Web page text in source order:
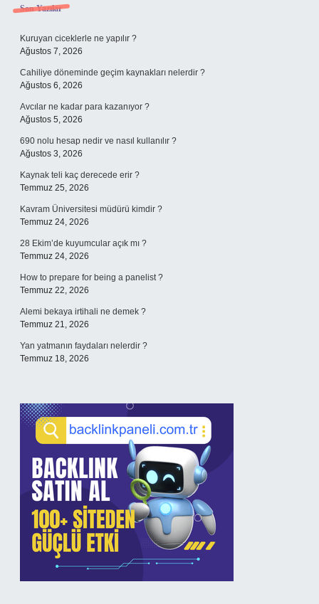
Sidebar
Son Yazılar
Kuruyan ciceklerle ne yapılır ?
Ağustos 7, 2026
Cahiliye döneminde geçim kaynakları nelerdir ?
Ağustos 6, 2026
Avcılar ne kadar para kazanıyor ?
Ağustos 5, 2026
690 nolu hesap nedir ve nasıl kullanılır ?
Ağustos 3, 2026
Kaynak teli kaç derecede erir ?
Temmuz 25, 2026
Kavram Üniversitesi müdürü kimdir ?
Temmuz 24, 2026
28 Ekim’de kuyumcular açık mı ?
Temmuz 24, 2026
How to prepare for being a panelist ?
Temmuz 22, 2026
Alemi bekaya irtihali ne demek ?
Temmuz 21, 2026
Yan yatmanın faydaları nelerdir ?
Temmuz 18, 2026